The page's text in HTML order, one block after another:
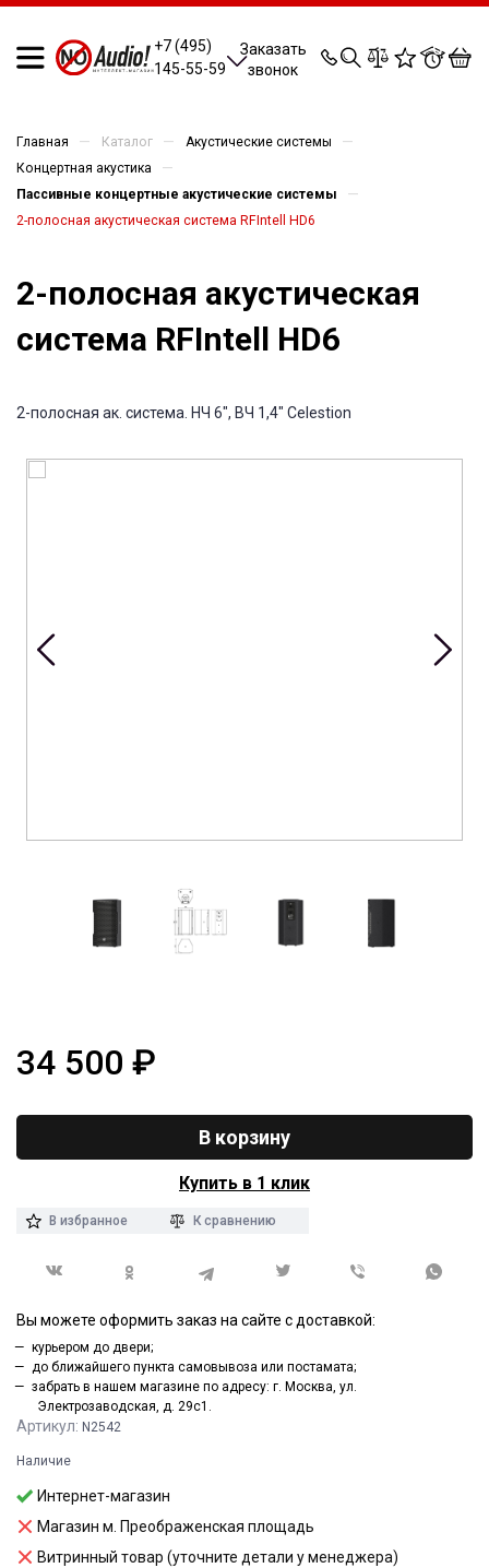
+7 (495)
145-55-59
Заказать
звонок
0 0 0 0
Главная — Каталог — Акустические системы —
Концертная акустика —
Пассивные концертные акустические системы —
2-полосная акустическая система RFIntell HD6
2-полосная акустическая
система RFIntell HD6
2-полосная ак. система. НЧ 6", ВЧ 1,4" Celestion
Артикул: N2542
Наличие
Интернет-магазин
Магазин м. Преображенская площадь
Витринный товар (уточните детали у менеджера)
34 500 ₽
В корзину
Купить в 1 клик
В избранное К сравнению
Вы можете оформить заказ на сайте с доставкой:
курьером до двери;
до ближайшего пункта самовывоза или постамата;
забрать в нашем магазине по адресу: г. Москва, ул.
Электрозаводская, д. 29с1.